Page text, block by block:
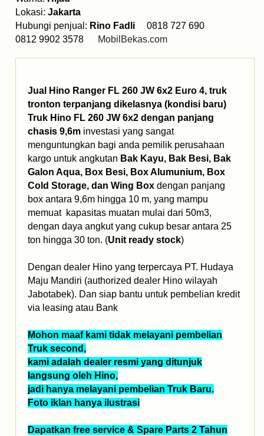
Lokasi: Jakarta
Hubungi penjual: Rino Fadli 0818 727 690
0812 9902 3578
MobilBekas.com
Jual Hino Ranger FL 260 JW 6x2 Euro 4, truk
tronton terpanjang dikelasnya (kondisi baru)
Truk Hino FL 260 JW 6x2 dengan panjang
chasis 9,6m investasi yang sangat
menguntungkan bagi anda pemilik perusahaan
kargo untuk angkutan Bak Kayu, Bak Besi, Bak
Galon Aqua, Box Besi, Box Alumunium, Box
Cold Storage, dan Wing Box dengan panjang
box antara 9,6m hingga 10 m, yang mampu
memuat kapasitas muatan mulai dari 50m3,
dengan daya angkut yang cukup besar antara 25
ton hingga 30 ton. (Unit ready stock)
Dengan dealer Hino yang terpercaya PT. Hudaya
Maju Mandiri (authorized dealer Hino wilayah
Jabotabek). Dan siap bantu untuk pembelian kredit
via leasing atau Bank
Mohon maaf kami tidak melayani pembelian
Truk second,
kami adalah dealer resmi yang ditunjuk
langsung oleh Hino,
jadi hanya melayani pembelian Truk Baru.
Foto iklan hanya ilustrasi
Dapatkan free service & Spare Parts 2 Tahun